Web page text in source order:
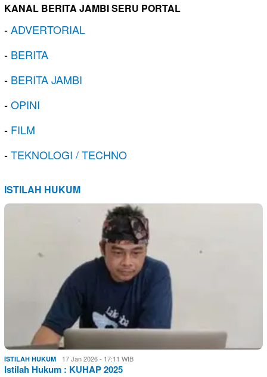
KANAL BERITA JAMBI SERU PORTAL
-ADVERTORIAL
- BERITA
- BERITA JAMBI
-OPINI
- FILM
-TEKNOLOGI / TECHNO
ISTILAH HUKUM
ISTILAH HUKUM 17 Jan 2026 - 17:11 WIB
Istilah Hukum : KUHAP 2025